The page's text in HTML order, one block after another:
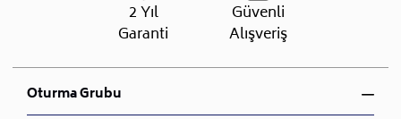
2 Yıl
Garanti
Güvenli
Alışveriş
Oturma Grubu